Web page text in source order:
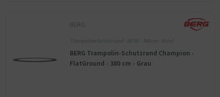
BERG
Trampoline Schutzrand - BERG - 380 cm - Rund
BERG Trampolin-Schutzrand Champion -
FlatGround - 380 cm - Grau